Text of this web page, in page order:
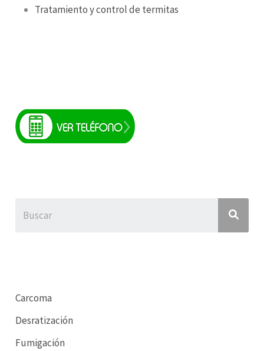
Carcoma
Desratización
Fumigación
Tratamiento y control de termitas